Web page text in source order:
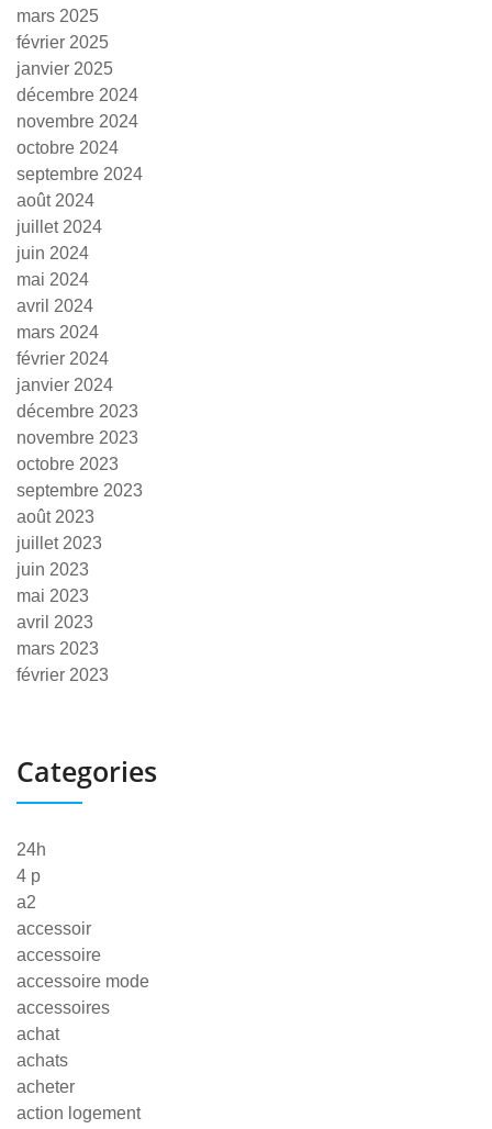
mars 2025
février 2025
janvier 2025
décembre 2024
novembre 2024
octobre 2024
septembre 2024
août 2024
juillet 2024
juin 2024
mai 2024
avril 2024
mars 2024
février 2024
janvier 2024
décembre 2023
novembre 2023
octobre 2023
septembre 2023
août 2023
juillet 2023
juin 2023
mai 2023
avril 2023
mars 2023
février 2023
Categories
24h
4 p
a2
accessoir
accessoire
accessoire mode
accessoires
achat
achats
acheter
action logement